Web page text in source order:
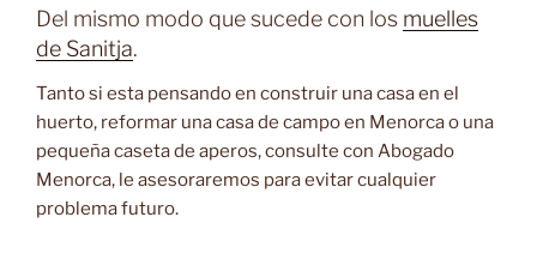
Del mismo modo que sucede con los muelles
de Sanitja.
Tanto si esta pensando en construir una casa en el
huerto, reformar una casa de campo en Menorca o una
pequeña caseta de aperos, consulte con Abogado
Menorca, le asesoraremos para evitar cualquier
problema futuro.